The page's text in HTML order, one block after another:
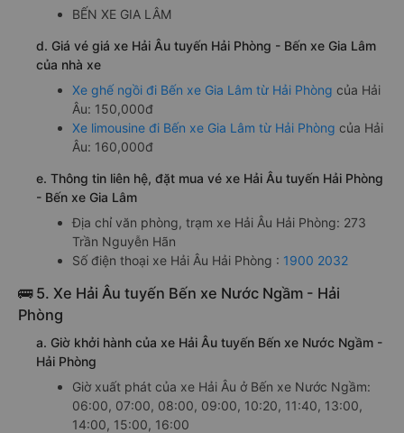
BẾN XE GIA LÂM
d. Giá vé giá xe Hải Âu tuyến Hải Phòng - Bến xe Gia Lâm
của nhà xe
Xe ghế ngồi đi Bến xe Gia Lâm từ Hải Phòng của Hải
Âu: 150,000đ
Xe limousine đi Bến xe Gia Lâm từ Hải Phòng của Hải
Âu: 160,000đ
e. Thông tin liên hệ, đặt mua vé xe Hải Âu tuyến Hải Phòng
- Bến xe Gia Lâm
Địa chỉ văn phòng, trạm xe Hải Âu Hải Phòng: 273
Trần Nguyễn Hãn
Số điện thoại xe Hải Âu Hải Phòng : 1900 2032
🚌 5. Xe Hải Âu tuyến Bến xe Nước Ngầm - Hải
Phòng
a. Giờ khởi hành của xe Hải Âu tuyến Bến xe Nước Ngầm -
Hải Phòng
Giờ xuất phát của xe Hải Âu ở Bến xe Nước Ngầm:
06:00, 07:00, 08:00, 09:00, 10:20, 11:40, 13:00,
14:00, 15:00, 16:00